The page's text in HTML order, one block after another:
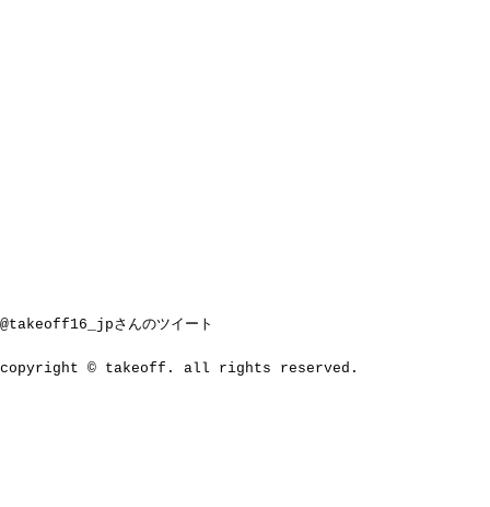
@takeoff16_jpさんのツイート
copyright © takeoff. all rights reserved.